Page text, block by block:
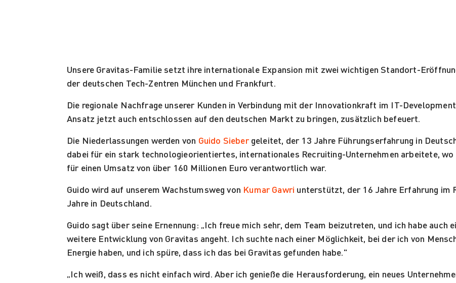
Unsere Gravitas-Familie setzt ihre internationale Expansion mit zwei wichtigen Standort-
der deutschen Tech-Zentren München und Frankfurt.
Die regionale Nachfrage unserer Kunden in Verbindung mit der Innovationkraft im IT-
Ansatz jetzt auch entschlossen auf den deutschen Markt zu bringen, zusätzlich befeuert.
Die Niederlassungen werden von Guido Siebergeleitet, der 13 Jahre Führungserfahrung in
dabei für ein stark technologieorientiertes, internationales Recruiting-Unternehmen arbeitete, wo
für einen Umsatz von über 160 Millionen Euro verantwortlich war.
Guido wird auf unserem Wachstumsweg von Kumar Gawri unterstützt, der 16 Jahre Erfahrung im
Jahre in Deutschland.
Guido sagt über seine Ernennung: „Ich freue mich sehr, dem Team beizutreten, und ich habe auch
weitere Entwicklung von Gravitas angeht. Ich suchte nach einer Möglichkeit, bei der ich von
Energie haben, und ich spüre, dass ich das bei Gravitas gefunden habe."
„Ich weiß, dass es nicht einfach wird. Aber ich genieße die Herausforderung, ein neues